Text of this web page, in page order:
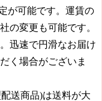
が可能です。運賃の
の変更も可能です。
迅速で円滑なお届け
く場合がございま
送商品)は送料が大